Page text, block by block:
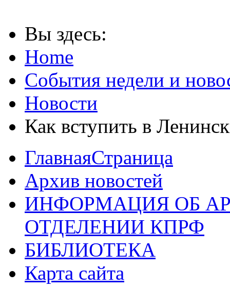
Вы здесь:
Home
События недели и
Новости
Как вступить в
ГлавнаяСтраница
Архив новостей
ИНФОРМАЦИЯ ОБ
ОТДЕЛЕНИИ КПРФ
БИБЛИОТЕКА
Карта сайта